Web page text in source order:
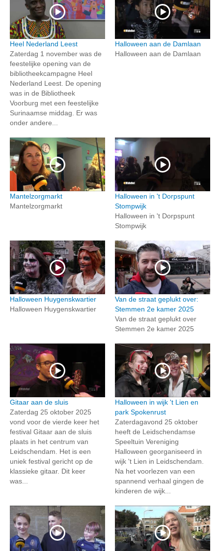
Heel Nederland Leest
Zaterdag 1 november was de
feestelijke opening van de
bibliotheekcampagne Heel
Nederland Leest. De opening
was in de Bibliotheek
Voorburg met een feestelijke
Surinaamse middag. Er was
onder andere...
Halloween aan de Damlaan
Halloween aan de Damlaan
Mantelzorgmarkt
Mantelzorgmarkt
Halloween in 't Dorpspunt
Stompwijk
Halloween in 't Dorpspunt
Stompwijk
Halloween Huygenskwartier
Halloween Huygenskwartier
Van de straat geplukt over:
Stemmen 2e kamer 2025
Van de straat geplukt over
Stemmen 2e kamer 2025
Gitaar aan de sluis
Zaterdag 25 oktober 2025
vond voor de vierde keer het
festival Gitaar aan de sluis
plaats in het centrum van
Leidschendam. Het is een
uniek festival gericht op de
klassieke gitaar. Dit keer
was...
Halloween in wijk 't Lien en
park Spokenrust
Zaterdagavond 25 oktober
heeft de Leidschendamse
Speeltuin Vereniging
Halloween georganiseerd in
wijk 't Lien in Leidschendam.
Na het voorlezen van een
spannend verhaal gingen de
kinderen de wijk...